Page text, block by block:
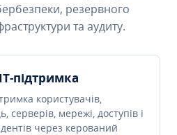
резервного
та аудиту.
підтримка
користувачів,
серверів, мережі, доступів і
через керований